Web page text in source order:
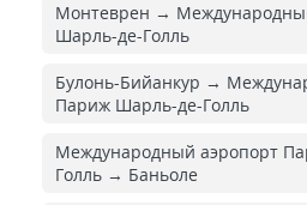
Монтеврен →
Шарль-де-Голль
Булонь-Бийанкур →
Париж Шарль-де-Голль
Международный аэропорт
Голль → Баньоле